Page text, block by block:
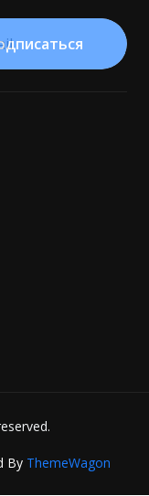
By ThemeWagon